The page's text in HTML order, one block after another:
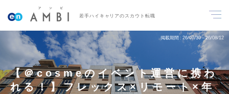
若手ハイキャリアのスカウト転職
掲載期間 26/07/30～26/08/12
【＠cosmeのイベント運営に携わ
れる！】フレックス×リモート×年